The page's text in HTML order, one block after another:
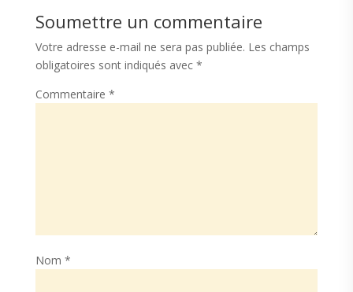
Soumettre un commentaire
Votre adresse e-mail ne sera pas publiée. Les champs
obligatoires sont indiqués avec *
Commentaire *
Nom *